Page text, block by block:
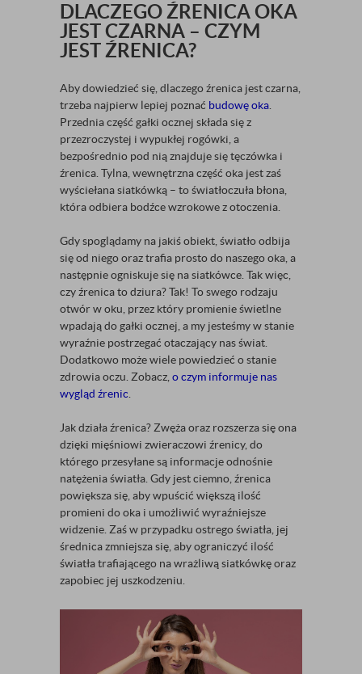
DLACZEGO ŹRENICA OKA
JEST CZARNA – CZYM
JEST ŹRENICA?
Aby dowiedzieć się, dlaczego źrenica jest czarna,
trzeba najpierw lepiej poznać budowę oka
Przednia część gałki ocznej składa się z
przezroczystej i wypukłej rogówki, a
bezpośrednio pod nią znajduje się tęczówka i
źrenica. Tylna, wewnętrzna część oka jest zaś
wyściełana siatkówką – to światłoczuła błona,
która odbiera bodźce wzrokowe z otoczenia.
Gdy spoglądamy na jakiś obiekt, światło odbija
się od niego oraz trafia prosto do naszego oka, a
następnie ogniskuje się na siatkówce. Tak więc,
czy źrenica to dziura? Tak! To swego rodzaju
otwór w oku, przez który promienie świetlne
wpadają do gałki ocznej, a my jesteśmy w stanie
wyraźnie postrzegać otaczający nas świat.
Dodatkowo może wiele powiedzieć o stanie
zdrowia oczu. Zobacz, o czym informuje nas
wygląd źrenic
Jak działa źrenica? Zwęża oraz rozszerza się ona
dzięki mięśniowi zwieraczowi źrenicy, do
którego przesyłane są informacje odnośnie
natężenia światła. Gdy jest ciemno, źrenica
powiększa się, aby wpuścić większą ilość
promieni do oka i umożliwić wyraźniejsze
widzenie. Zaś w przypadku ostrego światła, jej
średnica zmniejsza się, aby ograniczyć ilość
światła trafiającego na wrażliwą siatkówkę oraz
zapobiec jej uszkodzeniu.